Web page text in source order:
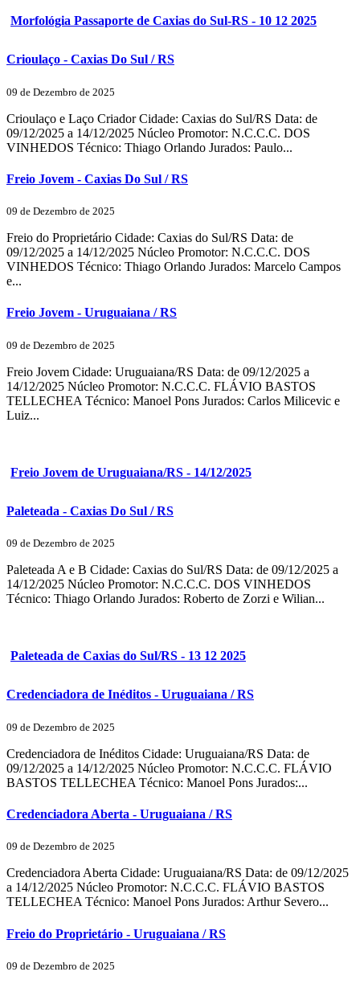
Morfológia Passaporte de Caxias do Sul-RS - 10 12 2025
Crioulaço - Caxias Do Sul / RS
09 de Dezembro de 2025
Crioulaço e Laço Criador Cidade: Caxias do Sul/RS Data: de
09/12/2025 a 14/12/2025 Núcleo Promotor: N.C.C.C. DOS
VINHEDOS Técnico: Thiago Orlando Jurados: Paulo...
Freio Jovem - Caxias Do Sul / RS
09 de Dezembro de 2025
Freio do Proprietário Cidade: Caxias do Sul/RS Data: de
09/12/2025 a 14/12/2025 Núcleo Promotor: N.C.C.C. DOS
VINHEDOS Técnico: Thiago Orlando Jurados: Marcelo Campos
e...
Freio Jovem - Uruguaiana / RS
09 de Dezembro de 2025
Freio Jovem Cidade: Uruguaiana/RS Data: de 09/12/2025 a
14/12/2025 Núcleo Promotor: N.C.C.C. FLÁVIO BASTOS
TELLECHEA Técnico: Manoel Pons Jurados: Carlos Milicevic e
Luiz...
Freio Jovem de Uruguaiana/RS - 14/12/2025
Paleteada - Caxias Do Sul / RS
09 de Dezembro de 2025
Paleteada A e B Cidade: Caxias do Sul/RS Data: de 09/12/2025 a
14/12/2025 Núcleo Promotor: N.C.C.C. DOS VINHEDOS
Técnico: Thiago Orlando Jurados: Roberto de Zorzi e Wilian...
Paleteada de Caxias do Sul/RS - 13 12 2025
Credenciadora de Inéditos - Uruguaiana / RS
09 de Dezembro de 2025
Credenciadora de Inéditos Cidade: Uruguaiana/RS Data: de
09/12/2025 a 14/12/2025 Núcleo Promotor: N.C.C.C. FLÁVIO
BASTOS TELLECHEA Técnico: Manoel Pons Jurados:...
Credenciadora Aberta - Uruguaiana / RS
09 de Dezembro de 2025
Credenciadora Aberta Cidade: Uruguaiana/RS Data: de 09/12/2025
a 14/12/2025 Núcleo Promotor: N.C.C.C. FLÁVIO BASTOS
TELLECHEA Técnico: Manoel Pons Jurados: Arthur Severo...
Freio do Proprietário - Uruguaiana / RS
09 de Dezembro de 2025